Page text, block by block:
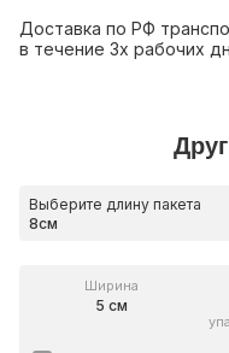
Доставка по РФ
в течение 3х рабочих
Выберите длину пакета
Ширина
5 см